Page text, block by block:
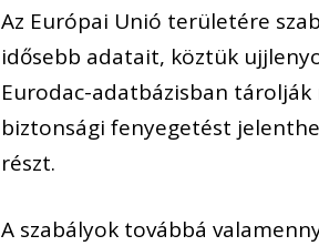
Az Európai Unió területére
idősebb adatait, köztük
Eurodac-adatbázisban
biztonsági fenyegetést
részt.
A szabályok továbbá